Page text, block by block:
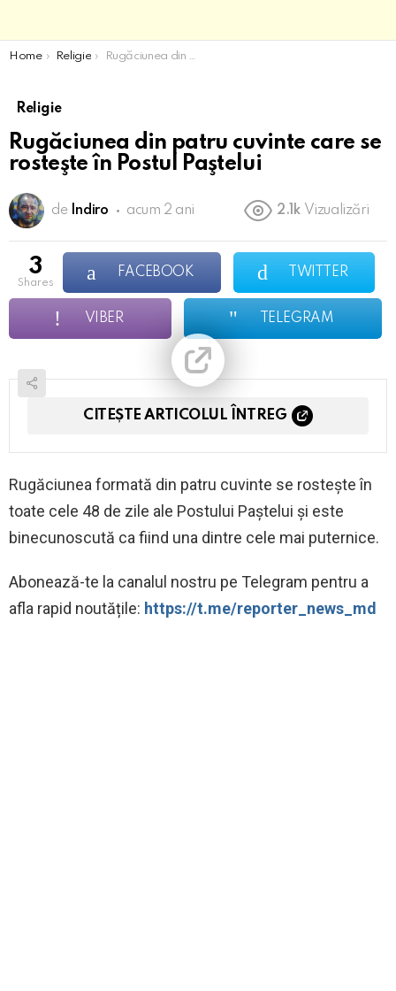
You are here:
Home Religie Rugăciunea din patru cuvinte care se rosteşte în Postul Paştelui
Religie
Rugăciunea din patru cuvinte care se
rosteşte în Postul Paştelui
de Indiro acum 2 ani 2.1k Vizualizări
3
shares
FACEBOOK TWITTER
VIBER TELEGRAM
CITEȘTE ARTICOLUL ÎNTREG
Rugăciunea formată din patru cuvinte se rosteşte în
toate cele 48 de zile ale Postului Paştelui şi este
binecunoscută ca fiind una dintre cele mai puternice.
Abonează-te la canalul nostru pe Telegram pentru a
afla rapid noutățile: https://t.me/reporter_news_md